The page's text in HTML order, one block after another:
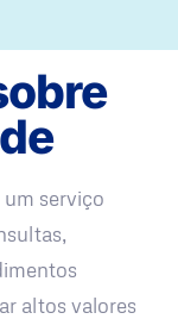
serviço
altos valores